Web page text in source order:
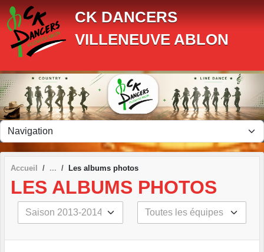
CK DANCERS
VILLENEUVE ABLON
Accueil Les albums photos
LES ALBUMS PHOTOS
Panneau de gestion des cookies